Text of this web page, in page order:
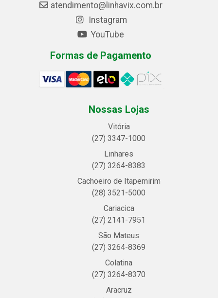
atendimento@linhavix.com.br
Instagram
YouTube
Formas de Pagamento
Nossas Lojas
Vitória
(27) 3347-1000
Linhares
(27) 3264-8383
Cachoeiro de Itapemirim
(28) 3521-5000
Cariacica
(27) 2141-7951
São Mateus
(27) 3264-8369
Colatina
(27) 3264-8370
Aracruz